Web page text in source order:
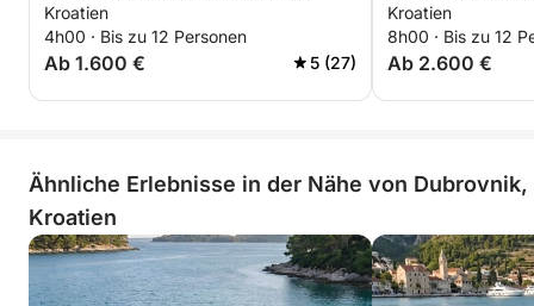
Kroatien
4h00 · Bis zu 12 Personen
Ab 1.600 € 5 (27)
Kroatien
8h00 · Bis zu 12
Ab 2.600 €
Ähnliche Erlebnisse in der Nähe von Dubrovnik,
Kroatien